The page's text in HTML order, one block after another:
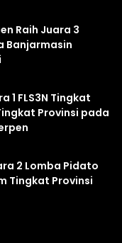
Raih Juara 3
Banjarmasin
1 FLS3N Tingkat
Provinsi pada
2 Lomba Pidato
Tingkat Provinsi